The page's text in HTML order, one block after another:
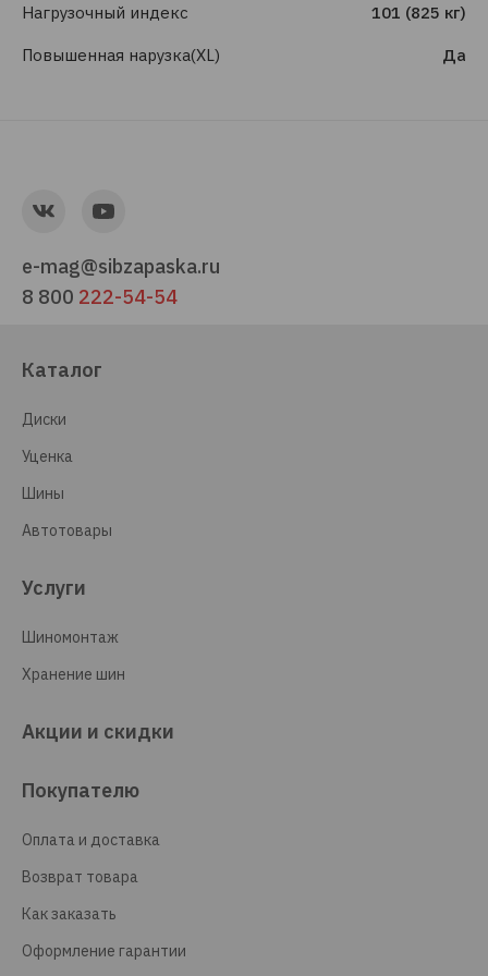
Нагрузочный индекс 101 (825 кг)
Повышенная нарузка(XL) Да
e-mag@sibzapaska.ru
8 800 222-54-54
Каталог
Диски
Уценка
Шины
Автотовары
Услуги
Шиномонтаж
Хранение шин
Акции и скидки
Покупателю
Оплата и доставка
Возврат товара
Как заказать
Оформление гарантии